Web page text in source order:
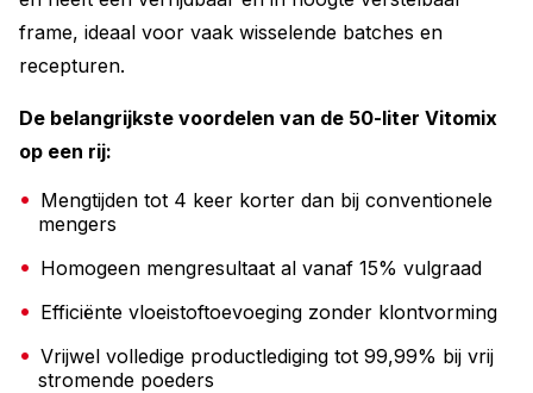
frame, ideaal voor vaak wisselende batches en
recepturen.
De belangrijkste voordelen van de 50-liter Vitomix
op een rij:
Mengtijden tot 4 keer korter dan bij conventionele
mengers
Homogeen mengresultaat al vanaf 15% vulgraad
Efficiënte vloeistoftoevoeging zonder klontvorming
Vrijwel volledige productlediging tot 99,99% bij vrij
stromende poeders